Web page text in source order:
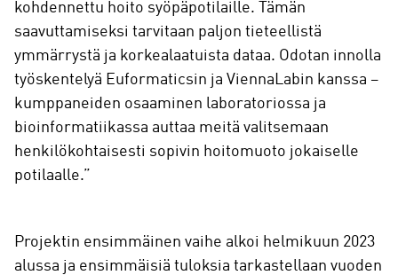
kohdennettu hoito syöpäpotilaille. Tämän
saavuttamiseksi tarvitaan paljon tieteellistä
ymmärrystä ja korkealaatuista dataa. Odotan innolla
työskentelyä Euformaticsin ja ViennaLabin kanssa –
kumppaneiden osaaminen laboratoriossa ja
bioinformatiikassa auttaa meitä valitsemaan
henkilökohtaisesti sopivin hoitomuoto jokaiselle
potilaalle.”
Projektin ensimmäinen vaihe alkoi helmikuun 2023
alussa ja ensimmäisiä tuloksia tarkastellaan vuoden